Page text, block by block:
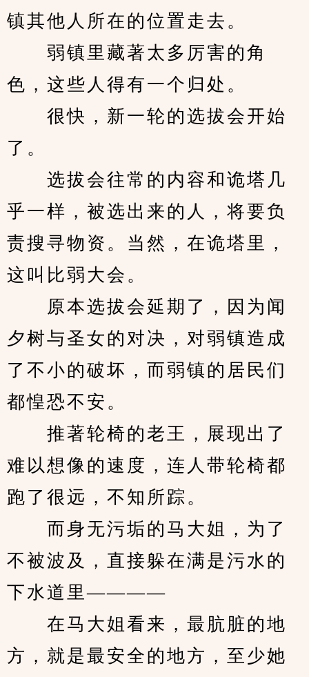
镇其他人所在的位置走去。
弱镇里藏著太多厉害的角
色，这些人得有一个归处。
很快，新一轮的选拔会开始
了。
选拔会往常的内容和诡塔几
乎一样，被选出来的人，将要负
责搜寻物资。当然，在诡塔里，
这叫比弱大会。
原本选拔会延期了，因为闻
夕树与圣女的对决，对弱镇造成
了不小的破坏，而弱镇的居民们
都惶恐不安。
推著轮椅的老王，展现出了
难以想像的速度，连人带轮椅都
跑了很远，不知所踪。
而身无污垢的马大姐，为了
不被波及，直接躲在满是污水的
下水道里————
在马大姐看来，最肮脏的地
方，就是最安全的地方，至少她